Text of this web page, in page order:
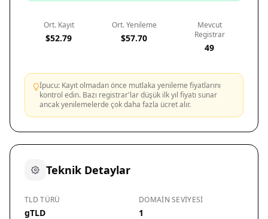
Ort. Kayıt
$52.79
Ort. Yenileme
$57.70
Mevcut
Registrar
49
İpucu: Kayıt olmadan önce mutlaka yenileme fiyatlarını
kontrol edin. Bazı registrar'lar düşük ilk yıl fiyatı sunar
ancak yenilemelerde çok daha fazla ücret alır.
Teknik Detaylar
TLD TÜRÜ
gTLD
DOMAIN SEVIYESI
1